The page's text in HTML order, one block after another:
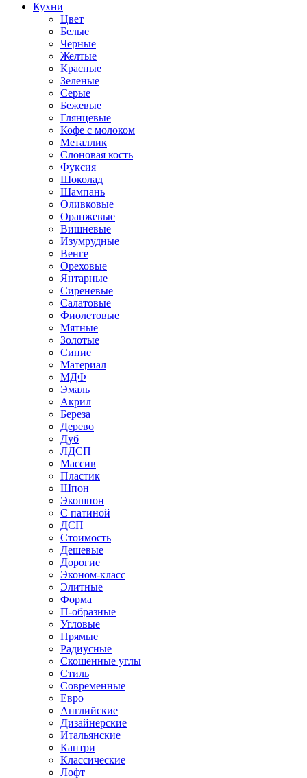
Кухни
Цвет
Белые
Черные
Желтые
Красные
Зеленые
Серые
Бежевые
Глянцевые
Кофе с молоком
Металлик
Слоновая кость
Фуксия
Шоколад
Шампань
Оливковые
Оранжевые
Вишневые
Изумрудные
Венге
Ореховые
Янтарные
Сиреневые
Салатовые
Фиолетовые
Мятные
Золотые
Синие
Материал
МДФ
Эмаль
Акрил
Береза
Дерево
Дуб
ЛДСП
Массив
Пластик
Шпон
Экошпон
С патиной
ДСП
Стоимость
Дешевые
Дорогие
Эконом-класс
Элитные
Форма
П-образные
Угловые
Прямые
Радиусные
Скошенные углы
Стиль
Современные
Евро
Английские
Дизайнерские
Итальянские
Кантри
Классические
Лофт